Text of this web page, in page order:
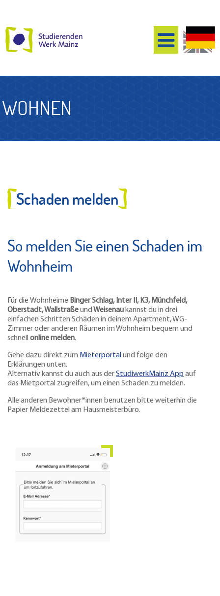
WOHNEN
Schaden melden
So melden Sie einen Schaden im
Wohnheim
Für die Wohnheime Binger Schlag, Inter II, K3, Münchfeld,
Oberstadt, Wallstraßeund Weisenau kannst du in drei
einfachen Schritten Schäden in deinem Apartment, WG-
Zimmer oder anderen Räumen im Wohnheim bequem und
schnell online melden.
Gehe dazu direkt zum Mieterportal und folge den
Erklärungen unten.
Alternativ kannst du auch aus derStudiwerkMainz App auf
das Mietportal zugreifen, um einen Schaden zu melden.
Alle anderen Bewohner*innen benutzen bitte weiterhin die
Papier Meldezettel am Hausmeisterbüro.